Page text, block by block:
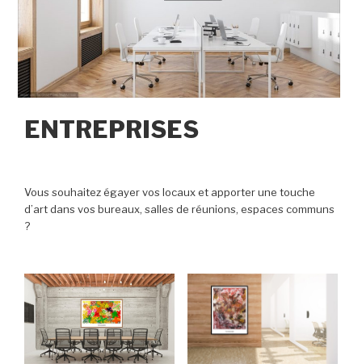
ENTREPRISES
Vous souhaitez égayer vos locaux et apporter une touche
d’art dans vos bureaux, salles de réunions, espaces communs
?